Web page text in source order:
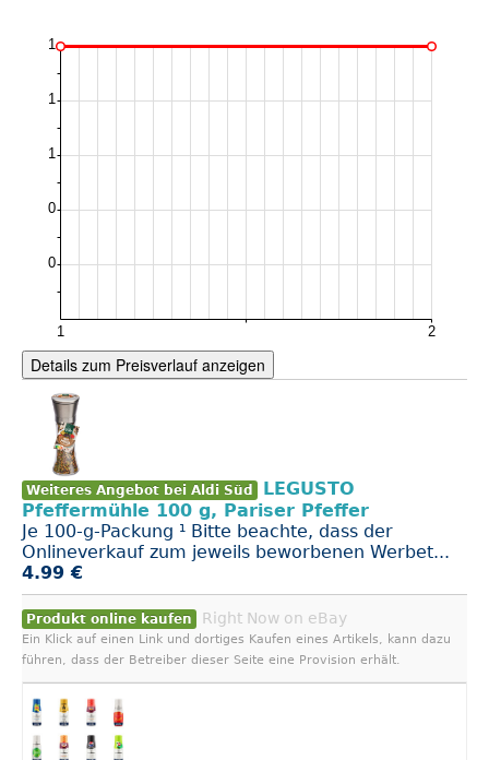
Details zum Preisverlauf anzeigen
Weiteres Angebot bei Aldi Süd
LEGUSTO
Pfeffermühle 100 g, Pariser Pfeffer
Je 100-g-Packung ¹ Bitte beachte, dass der
Onlineverkauf zum jeweils beworbenen Werbet...
4.99 €
Produkt online kaufen Right Now on eBay
Ein Klick auf einen Link und dortiges Kaufen eines Artikels, kann dazu
führen, dass der Betreiber dieser Seite eine Provision erhält.